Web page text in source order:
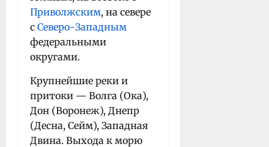
Приволжским, на севере
с Северо-Западным
федеральными
округами.
Крупнейшие реки и
притоки — Волга (Ока),
Дон (Воронеж), Днепр
(Десна, Сейм), Западная
Двина. Выхода к морю